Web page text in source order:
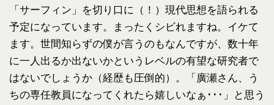
「サーフィン」を切り口に（！）現代思想を語られる
予定になっています。まったくシビれますね。イケて
ます。世間知らずの僕が言うのもなんですが、数十年
に一人出るか出ないかというレベルの有望な研究者で
はないでしょうか（経歴も圧倒的）。「廣瀬さん、う
ちの専任教員になってくれたら嬉しいなぁ･･･」と思う